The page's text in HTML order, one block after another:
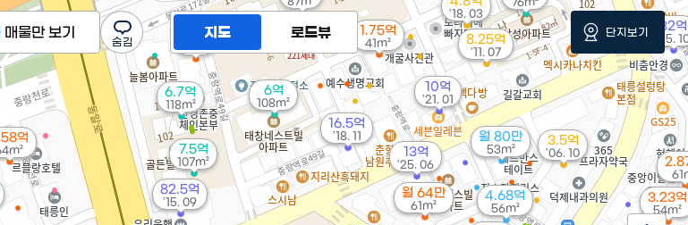
월 80만
53m²
7.5억
107m²
4.68억
56m²
6.7억
118m²
6억
108m²
월 64만
61m²
억
32억
'25.
13억
'25. 06
3.23억
54m²
1.75억
41m²
10억
'21. 01
16.5억
'18. 11
'18. 03
82.5억
'15. 09
8.25억
'11. 07
3.5억
'06. 10
지도 로드뷰
매물만 보기 단지보기